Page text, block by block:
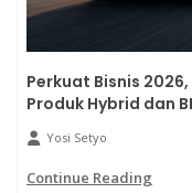
Perkuat Bisnis
Produk Hybrid dan
Yosi Setyo
Continue Reading